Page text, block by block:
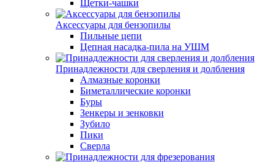
Щетки-чашки
Аксессуары для бензопилы
Пильные цепи
Цепная насадка-пила на УШМ
Принадлежности для сверления и долбления
Алмазные коронки
Биметаллические коронки
Буры
Зенкеры и зенковки
Зубило
Пики
Сверла